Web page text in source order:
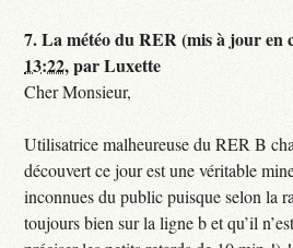
7.La météo du RER (mis à jour en
13:22,parLuxette
Cher Monsieur,
Utilisatrice malheureuse du RER B
découvert ce jour est une véritable
inconnues du public puisque selon la
toujours bien sur la ligne b et qu’il